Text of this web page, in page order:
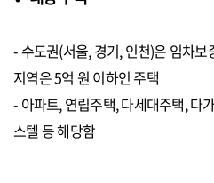
- 수도권(서울, 경기, 인천)은 임차
지역은 5억 원 이하인 주택
- 아파트, 연립주택, 다세대주택, 다
스텔 등 해당함